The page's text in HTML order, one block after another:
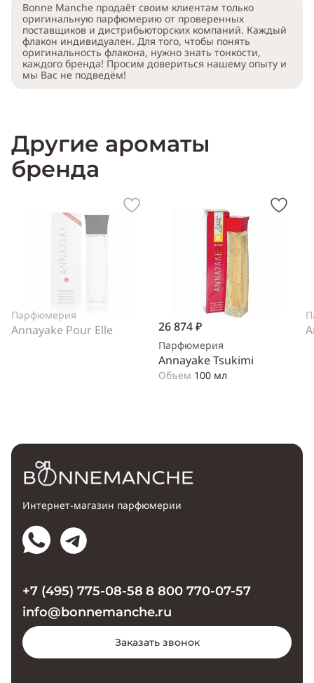
Bonne Manche продаёт своим клиентам только
оригинальную парфюмерию от проверенных
поставщиков и дистрибьюторских компаний. Каждый
флакон индивидуален. Для того, чтобы понять
оригинальность флакона, нужно знать тонкости,
каждого бренда! Просим довериться нашему опыту и
мы Вас не подведём!
Другие ароматы
бренда
Парфюмерия
Annayake Pour Elle 26 874 ₽
Парфюмерия
Annayake Tsukimi
Объем 100 мл
Интернет-магазин парфюмерии
+7 (495) 775-08-58 8 800 770-07-57
info@bonnemanche.ru
Заказать звонок